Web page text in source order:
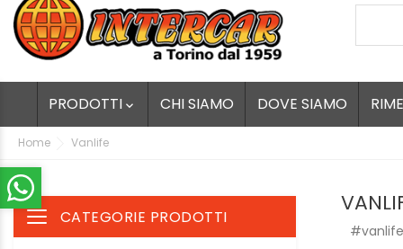
PRODOTTI  CHI SIAMO DOVE SIAMO
Home Vanlife
Toggle navigation
CATEGORIE PRODOTTI
#vanlife